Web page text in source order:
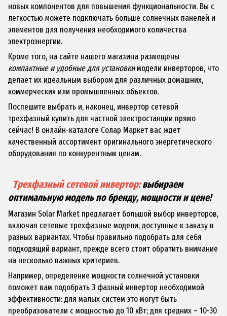
новых компонентов для повышения функциональности. Вы с
легкостью можете подключать больше солнечных панелей и
элементов для получения необходимого количества
электроэнергии.
Кроме того, на сайте нашего магазина размещены
компактные и удобные для установкимодели инверторов, что
делает их идеальным выбором для различных домашних,
коммерческих или промышленных объектов.
Поспешите выбрать и, наконец, инвертор сетевой
трехфазный купить для частной электростанции прямо
сейчас! В онлайн-каталоге Солар Маркет вас ждет
качественный ассортимент оригинального энергетического
оборудования по конкурентным ценам.
Трехфазный сетевой инвертор:выбираем
оптимальную модель по бренду, мощности и цене!
Магазин Solar Market предлагает большой выбор инверторов,
включая сетевые трехфазные модели, доступные к заказу в
разных вариантах. Чтобы правильно подобрать для себя
подходящий вариант, прежде всего стоит обратить внимание
на несколько важных критериев.
Например, определение мощности солнечной установки
поможет вам подобрать 3 фазный инвертор необходимой
эффективности: для малых систем это могут быть
преобразователи с мощностью до 10 кВт; для средних – 10-30